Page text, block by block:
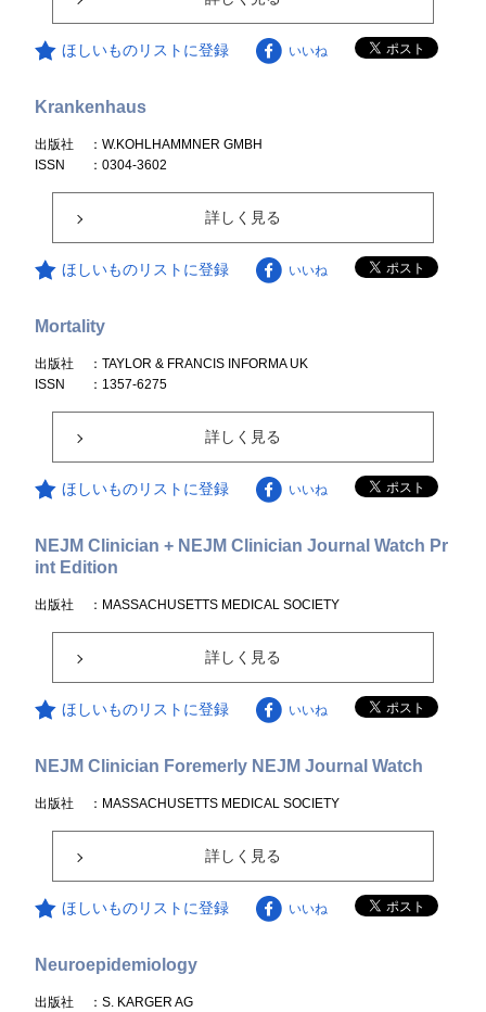
ほしいものリストに登録 いいね
Krankenhaus
出版社
：W.KOHLHAMMNER GMBH
ISSN
：0304-3602
詳しく見る
ほしいものリストに登録 いいね
Mortality
出版社
：TAYLOR & FRANCIS INFORMA UK
ISSN
：1357-6275
詳しく見る
ほしいものリストに登録 いいね
NEJM Clinician + NEJM Clinician Journal Watch Pr
int Edition
出版社 ：MASSACHUSETTS MEDICAL SOCIETY
詳しく見る
ほしいものリストに登録 いいね
NEJM Clinician Foremerly NEJM Journal Watch
出版社 ：MASSACHUSETTS MEDICAL SOCIETY
詳しく見る
ほしいものリストに登録 いいね
Neuroepidemiology
出版社
：S. KARGER AG